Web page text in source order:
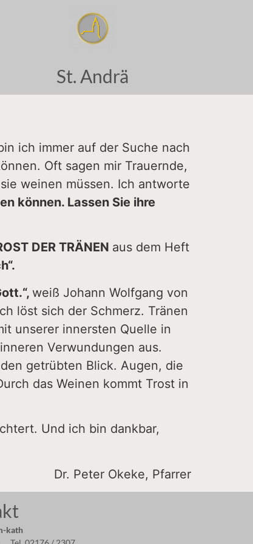
St. Andrä
ich immer auf der Suche nach
Oft sagen mir Trauernde,
weinen müssen. Ich antworte
können. Lassen Sie ihre
DER TRÄNEN aus dem Heft
weiß Johann Wolfgang von
löst sich der Schmerz. Tränen
unserer innersten Quelle in
Verwundungen aus.
getrübten Blick. Augen, die
das Weinen kommt Trost in
Und ich bin dankbar,
Dr. Peter Okeke, Pfarrer
kath